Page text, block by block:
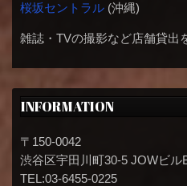
桜坂セントラル(沖縄)
雑誌・TVの撮影など店舗貸出
INFORMATION
〒150-0042
渋谷区宇田川町30-5 JOWビル
TEL:03-6455-0225